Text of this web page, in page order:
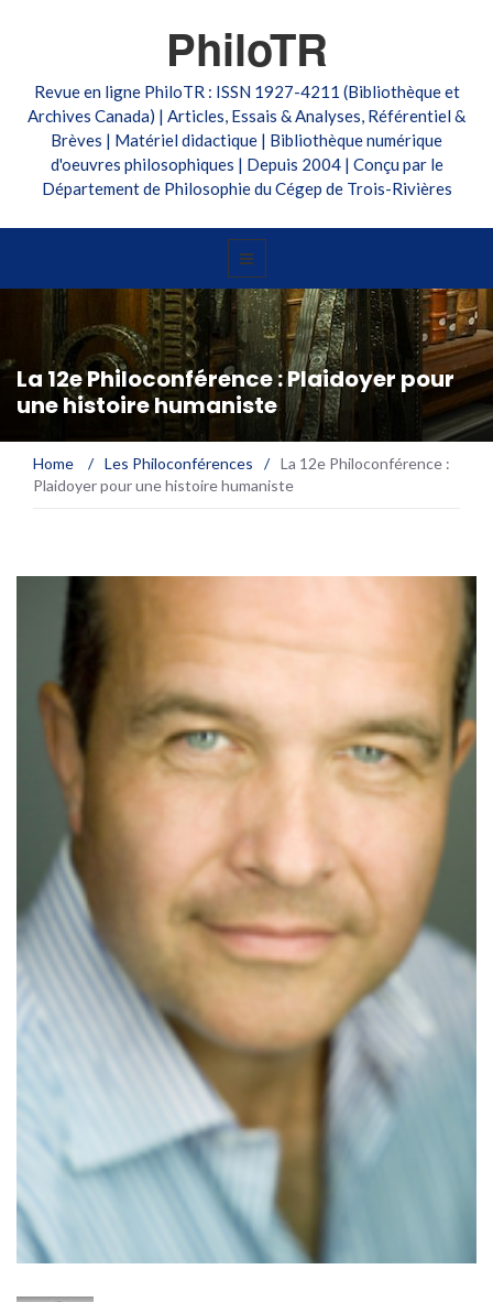
PhiloTR
Revue en ligne PhiloTR : ISSN 1927-4211 (Bibliothèque et
Archives Canada) | Articles, Essais & Analyses, Référentiel &
Brèves | Matériel didactique | Bibliothèque numérique
d'oeuvres philosophiques | Depuis 2004 | Conçu par le
Département de Philosophie du Cégep de Trois-Rivières
La 12e Philoconférence : Plaidoyer pour
une histoire humaniste
Home / Les Philoconférences / La 12e Philoconférence :
Plaidoyer pour une histoire humaniste